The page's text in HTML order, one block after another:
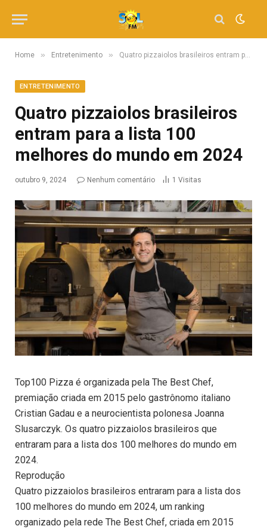
Home » Entretenimento » Quatro pizzaiolos brasileiros entram para a lista 100 melhores do mundo em 2024
ENTRETENIMENTO
Quatro pizzaiolos brasileiros
entram para a lista 100
melhores do mundo em 2024
outubro 9, 2024 Nenhum comentário 1 Visitas
Top100 Pizza é organizada pela The Best Chef,
premiação criada em 2015 pelo gastrônomo italiano
Cristian Gadau e a neurocientista polonesa Joanna
Slusarczyk. Os quatro pizzaiolos brasileiros que
entraram para a lista dos 100 melhores do mundo em
2024.
Reprodução
Quatro pizzaiolos brasileiros entraram para a lista dos
100 melhores do mundo em 2024, um ranking
organizado pela rede The Best Chef, criada em 2015